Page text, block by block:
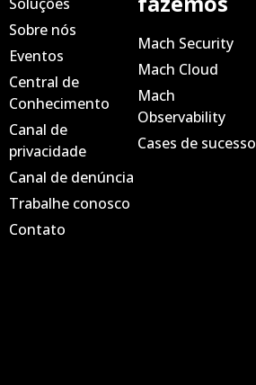
Sobre nós
Eventos
Central de
Conhecimento
Canal de
privacidade
Canal de denúncia
Trabalhe conosco
Contato
Mach Security
Mach Cloud
Mach
Observability
Cases de sucesso